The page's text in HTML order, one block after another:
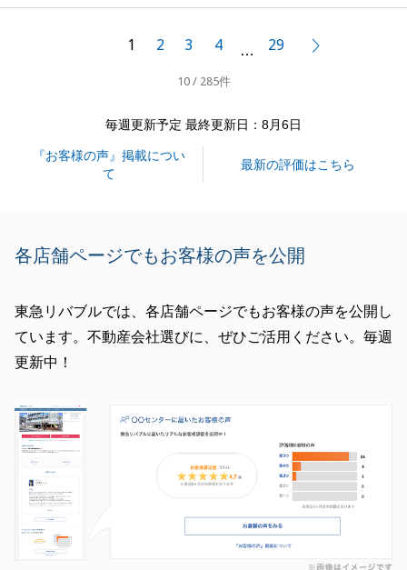
ことを覚えております。
見も分かれたりすることもございましたが、結果、皆
様が一番気に入って頂ける物件に巡り合えたこと、そ
当に嬉しかったです。
今後もよいお付き合いをさせて頂ければと思いますの
で、何かお困りの際にはいつでもお声がけください。
1 2 3 4 … 29
10 / 285件
毎週更新予定 最終更新日：8月6日
『お客様の声』掲載につい
て
最新の評価はこちら
各店舗ページでもお客様の声を公開
東急リバブルでは、各店舗ページでもお客様の声を公開し
ています。不動産会社選びに、ぜひご活用ください。毎週
更新中！